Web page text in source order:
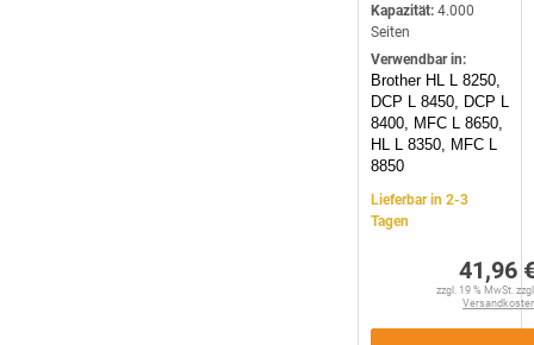
Kapazität: 4.000
Seiten
Verwendbar in:
Brother HL L 8250,
DCP L 8450, DCP L
8400, MFC L 8650,
HL L 8350, MFC L
8850
Lieferbar in 2-3
Tagen
41,96
zzgl. 19 % MwSt.